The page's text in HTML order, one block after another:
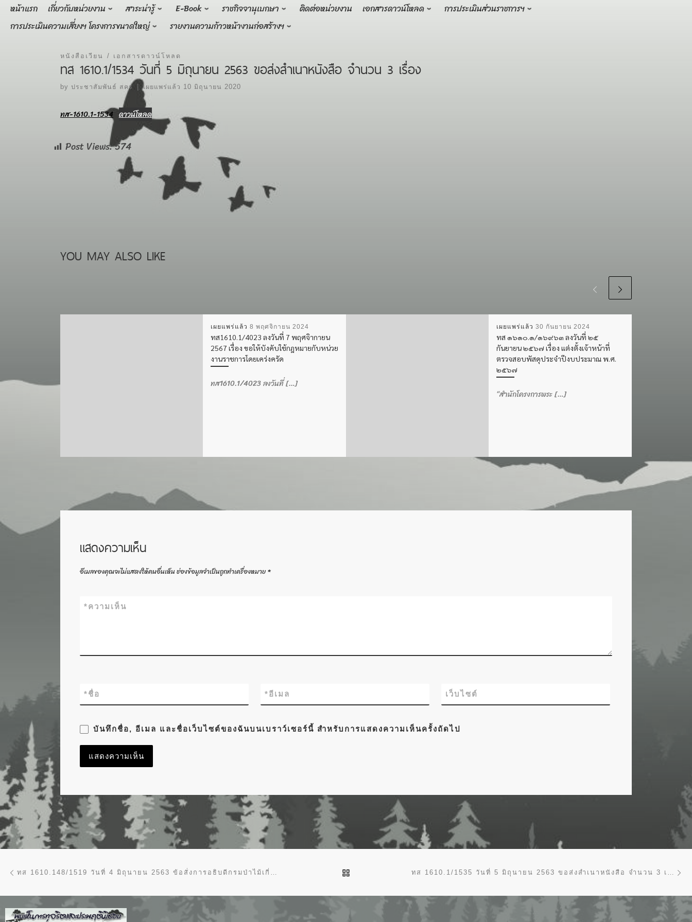
Skip
content
หน้าแรก เกี่ยวกับหน่วยงาน สาระน่ารู้ E-Book ราชกิจจานุเบกษา ติดต่อหน่วยงาน เอกสารดาวน์โหลด
การประเมินส่วนราชการฯ
การประเมินความเสี่ยงฯ โครงการขนาดใหญ่
รายงานความก้าวหน้างานก่อสร้างฯ
หนังสือเวียน เอกสารดาวน์โหลด
ทส 1610.1/1534 วันที่ 5 มิถุนายน 2563 ขอส่งสำเนาหนังสือ จำนวน 3 เรื่อง
by ประชาสัมพันธ์ สคร เผยแพร่แล้ว 10 มิถุนายน 2020
ทส-1610.1-1534 ดาวน์โหลด
Post Views:574
YOU MAY ALSO LIKE
เผยแพร่แล้ว 8 พฤศจิกายน 2024
ทส1610.1/4023 ลงวันที่ 7 พฤศจิากายน
2567 เรื่อง ขอให้บังคับใช้กฎหมายกับหน่วย
งานราชการโดยเคร่งครัด
ทส1610.1/4023 ลงวันที่ […]
เผยแพร่แล้ว 30 กันยายน 2024
ทส ๑๖๑๐.๑/๑๖๙๖๓ ลงวันที่ ๒๕
กันยายน ๒๕๖๗ เรื่อง แต่งตั้งเจ้าหน้าที่
ตรวจสอบพัสดุประจำปีงบประมาณ พ.ศ.
๒๕๖๗
“สำนักโครงการพระ […]
แสดงความเห็น
อีเมลของคุณจะไม่แสดงให้คนอื่นเห็นช่องข้อมูลจำเป็นถูกทำเครื่องหมาย*
ความเห็น
*
ชื่อ
* อีเมล
* เว็บไซต์
บันทึกชื่อ, อีเมล และชื่อเว็บไซต์ของฉันบนเบราว์เซอร์นี้ สำหรับการแสดงความเห็นครั้งถัดไป
การนำทางของเรื่อง BACK TO POST LIST